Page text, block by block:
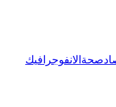
صحةالانفوجرافيك